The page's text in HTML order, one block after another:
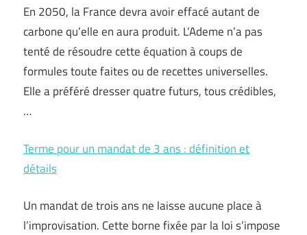
En 2050, la France devra avoir effacé autant de
carbone qu’elle en aura produit. L’Ademe n’a pas
tenté de résoudre cette équation à coups de
formules toute faites ou de recettes universelles.
Elle a préféré dresser quatre futurs, tous crédibles,
…
Terme pour un mandat de 3 ans : définition et
détails
Un mandat de trois ans ne laisse aucune place à
l’improvisation. Cette borne fixée par la loi s’impose